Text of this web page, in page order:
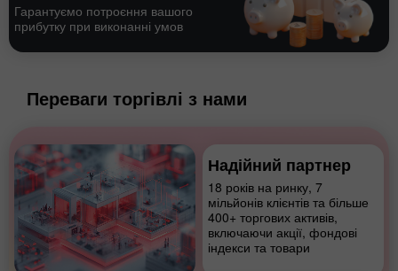
Гарантуємо потроєння вашого
прибутку при виконанні умов
Переваги торгівлі з нами
Надійний партнер
18 років на ринку, 7
мільйонів клієнтів та більше
400+ торгових активів,
включаючи акції, фондові
індекси та товари